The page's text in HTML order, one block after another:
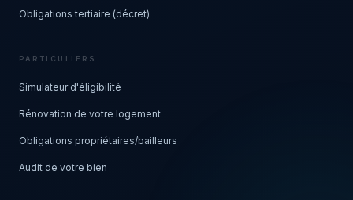
Obligations tertiaire (décret)
PARTICULIERS
Simulateur d'éligibilité
Rénovation de votre logement
Obligations propriétaires/bailleurs
Audit de votre bien